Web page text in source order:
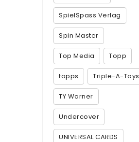
SpielSpass Verlag
Spin Master
Top Media Topp
topps Triple-A-Toys
TY Warner
Undercover
UNIVERSAL CARDS